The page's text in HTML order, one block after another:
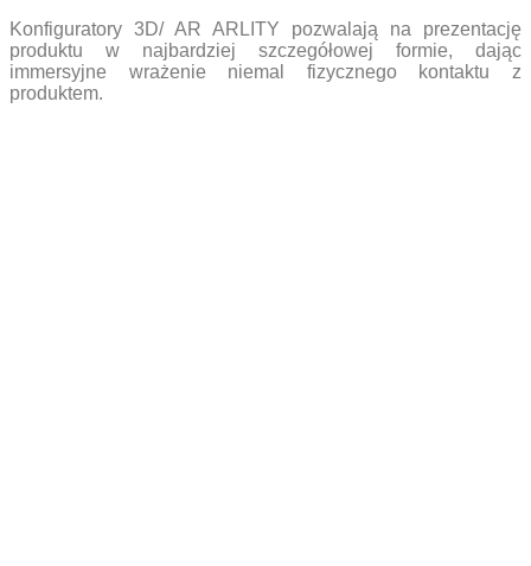
Konfiguratory 3D/ AR ARLITY pozwalają na prezentację
produktu w najbardziej szczegółowej formie, dając
immersyjne wrażenie niemal fizycznego kontaktu z
produktem.